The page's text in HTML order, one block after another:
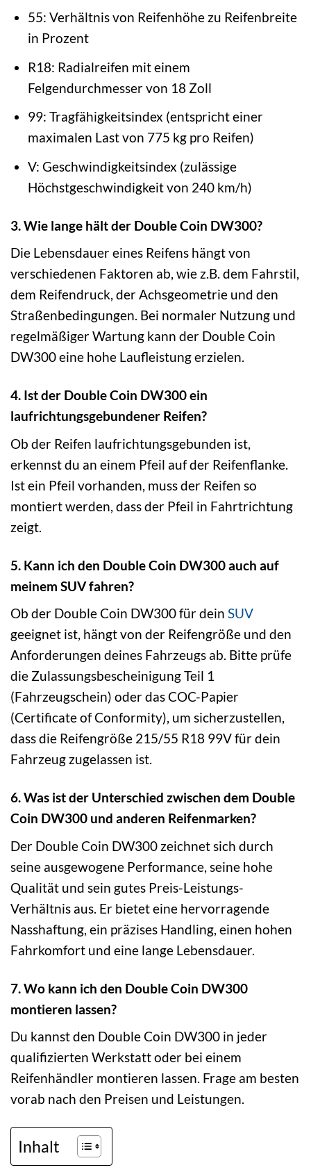
55: Verhältnis von Reifenhöhe zu Reifenbreite
in Prozent
R18: Radialreifen mit einem
Felgendurchmesser von 18 Zoll
99: Tragfähigkeitsindex (entspricht einer
maximalen Last von 775 kg pro Reifen)
V: Geschwindigkeitsindex (zulässige
Höchstgeschwindigkeit von 240 km/h)
3. Wie lange hält der Double Coin DW300?
Die Lebensdauer eines Reifens hängt von
verschiedenen Faktoren ab, wie z.B. dem Fahrstil,
dem Reifendruck, der Achsgeometrie und den
Straßenbedingungen. Bei normaler Nutzung und
regelmäßiger Wartung kann der Double Coin
DW300 eine hohe Laufleistung erzielen.
4. Ist der Double Coin DW300 ein
laufrichtungsgebundener Reifen?
Ob der Reifen laufrichtungsgebunden ist,
erkennst du an einem Pfeil auf der Reifenflanke.
Ist ein Pfeil vorhanden, muss der Reifen so
montiert werden, dass der Pfeil in Fahrtrichtung
zeigt.
5. Kann ich den Double Coin DW300 auch auf
meinem SUV fahren?
Ob der Double Coin DW300 für dein SUV
geeignet ist, hängt von der Reifengröße und den
Anforderungen deines Fahrzeugs ab. Bitte prüfe
die Zulassungsbescheinigung Teil 1
(Fahrzeugschein) oder das COC-Papier
(Certificate of Conformity), um sicherzustellen,
dass die Reifengröße 215/55 R18 99V für dein
Fahrzeug zugelassen ist.
6. Was ist der Unterschied zwischen dem Double
Coin DW300 und anderen Reifenmarken?
Der Double Coin DW300 zeichnet sich durch
seine ausgewogene Performance, seine hohe
Qualität und sein gutes Preis-Leistungs-
Verhältnis aus. Er bietet eine hervorragende
Nasshaftung, ein präzises Handling, einen hohen
Fahrkomfort und eine lange Lebensdauer.
7. Wo kann ich den Double Coin DW300
montieren lassen?
Du kannst den Double Coin DW300 in jeder
qualifizierten Werkstatt oder bei einem
Reifenhändler montieren lassen. Frage am besten
vorab nach den Preisen und Leistungen.
Inhalt